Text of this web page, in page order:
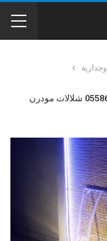
Return to "شركة تصميم شلالات بجدة 0558639940 شلالات مودرن